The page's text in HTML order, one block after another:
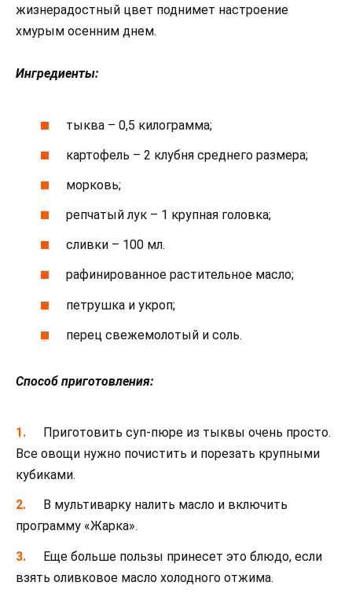
жизнерадостный цвет поднимет настроение
хмурым осенним днем.
Ингредиенты:
тыква – 0,5 килограмма;
картофель – 2 клубня среднего размера;
морковь;
репчатый лук – 1 крупная головка;
сливки – 100 мл.
рафинированное растительное масло;
петрушка и укроп;
перец свежемолотый и соль.
Способ приготовления:
Приготовить суп-пюре из тыквы очень просто.
Все овощи нужно почистить и порезать крупными
кубиками.
В мультиварку налить масло и включить
программу «Жарка».
Еще больше пользы принесет это блюдо, если
взять оливковое масло холодного отжима.